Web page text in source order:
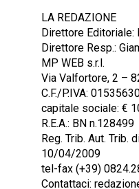
LA REDAZIONE
Direttore Editoriale:
Direttore Resp.:
MP WEB s.r.l.
Via Valfortore, 2 –
C.F./P.IVA:
capitale sociale: €
R.E.A.: BN n.128499
Reg. Trib. Aut. Trib.
10/04/2009
tel-fax (+39)
Contattaci: